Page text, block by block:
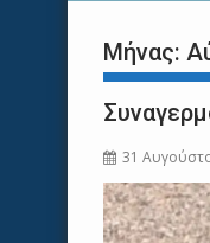
Μήνας:
31